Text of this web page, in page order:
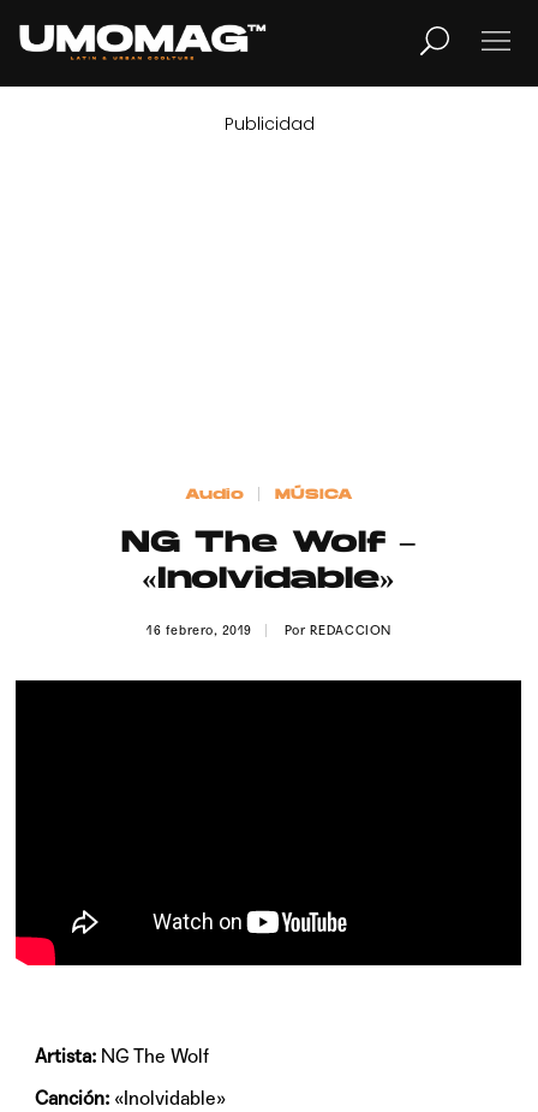
LIFESTYLE
Publicidad
Audio MÚSICA
NG The Wolf –
«Inolvidable»
16 febrero, 2019 Por REDACCION
Artista: NG The Wolf
Canción: «Inolvidable»